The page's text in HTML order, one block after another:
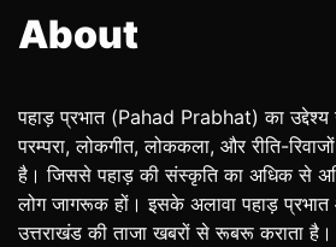
About
पहाड़ प्रभात (Pahad Prabhat) का उद्देश्य
परम्परा, लोकगीत, लोककला, और रीति-
है। जिससे पहाड़ की संस्कृति का अधिक से
लोग जागरूक हों। इसके अलावा पहाड़
उत्तराखंड की ताजा खबरों से रूबरू कराता है।